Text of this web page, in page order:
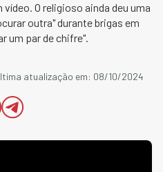
O religioso ainda deu uma
outra" durante brigas em
um par de chifre".
atualização em: 08/10/2024